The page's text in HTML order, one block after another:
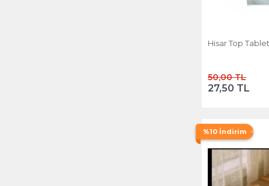
Hisar Top
50,00 TL
27,50 TL
%10 İndirim